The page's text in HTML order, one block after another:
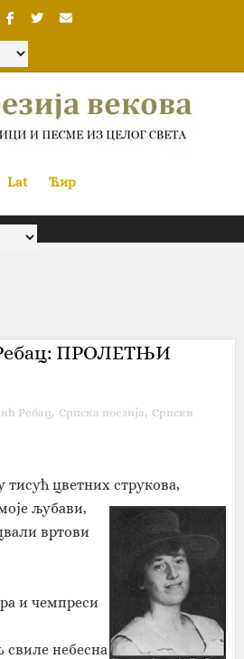
Lat« Ћир
ПРОЛЕТЊИ
Ребац, Српска поезија, Српски
тисућ цветних струкова,
љубави,
вртови
и чемпреси
небесна